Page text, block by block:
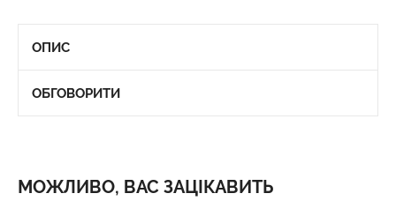
ОПИС
ОБГОВОРИТИ
МОЖЛИВО, ВАС ЗАЦІКАВИТЬ